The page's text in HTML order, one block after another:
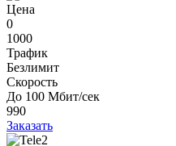
Цена
0
1000
Трафик
Безлимит
Скорость
До 100 Мбит/сек
990
Заказать